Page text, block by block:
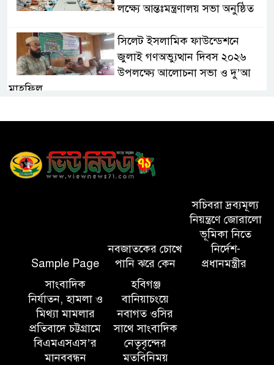
লক্ষ্যে আন্তঃমন্ত্রণালয় সভা অনুষ্ঠিত
সিলেট ইসলামিক ফাউন্ডেশনে
জুলাই গণঅভ্যুত্থান দিবস ২০২৬
উপলক্ষ্যে আলোচনা সভা ও দু’আ
মাহফিল
পরিবেশ রক্ষায় ব্যক্তিগত উদ্যোগ
বিভাগীয় কমিশনার
কমিশনার জুলাই স্মৃতিস্তম্ভে পুষ্পস্তবক
অর্পণ ও জুলাই গণঅভ্যুত্থানের
১০ লাখ টাকার চেক ডিজঅনার
মামলায় এক বছরের সাজা
‘সমন্বিত উদ্যোগেই গড়ে উঠবে
আধুনিক সিলেট’ – বাণিজ্যমন্ত্রী
Sample Page
নবজাতকের চোখে
পানি ঝরে কেন
সচিবরা দ্রব্যমূল্য
নিয়ন্ত্রণে জোরালো
ভূমিকা নিতে
নির্দেশ-
প্রধানমন্ত্রীর
সাংবাদিক
নির্যাতন, হামলা ও
মিথ্যা মামলার
প্রতিবাদে চট্টগ্রামে
বিএমএসএস’র
মানববন্ধন
হবিগঞ্জ
বানিয়াচংয়ে
নবাগত ওসির
সাথে সাংবাদিক
নেতৃবৃন্দের
মতবিনিময়